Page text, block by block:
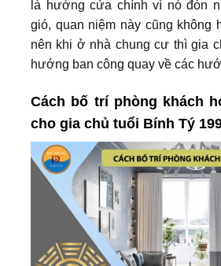
là hướng cửa chính vì nó đón
gió, quan niệm này cũng không
nên khi ở nhà chung cư thì gia
hướng ban công quay về các
Cách bố trí phòng khách
cho gia chủ tuổi Bính Tý